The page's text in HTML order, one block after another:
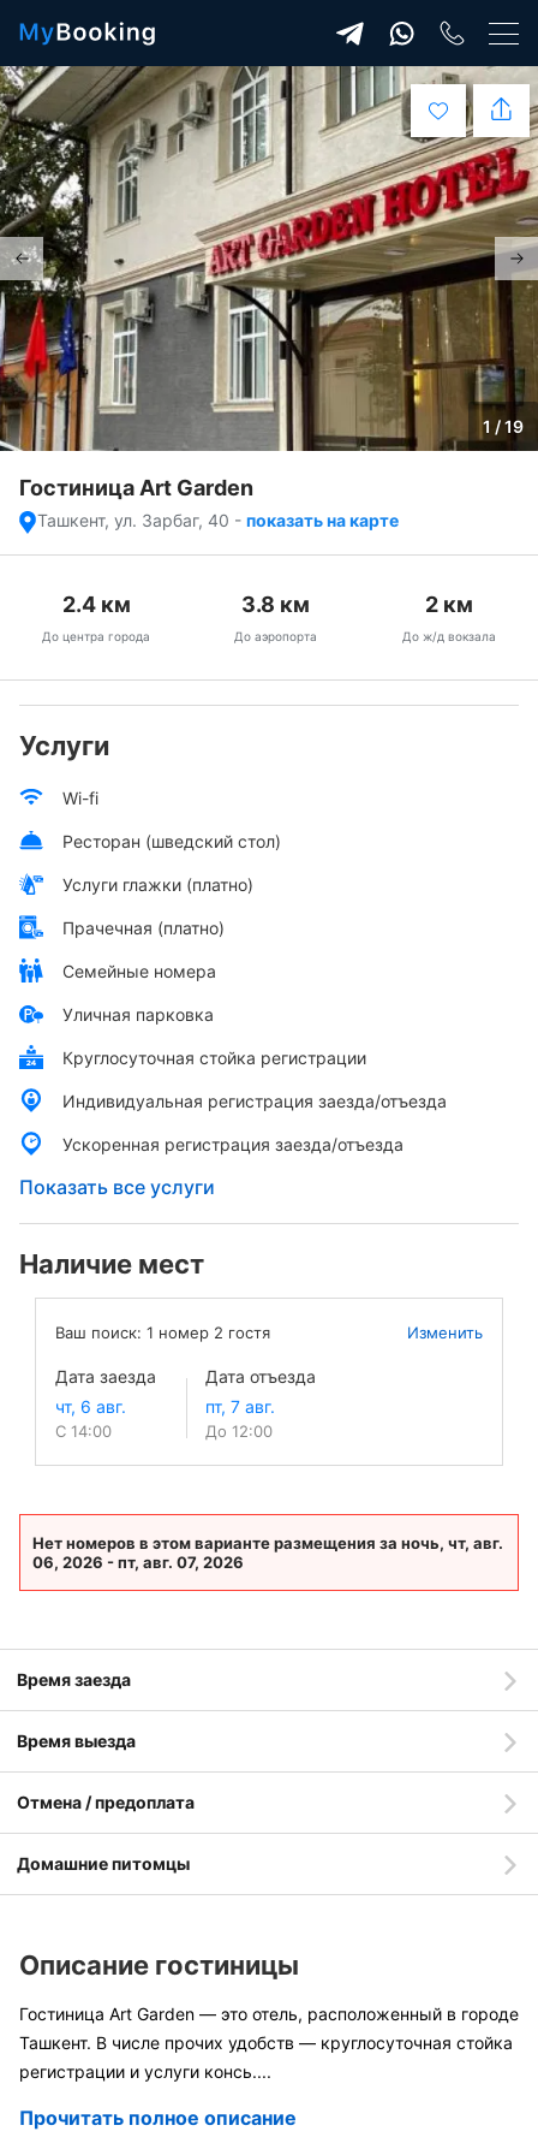
1 / 19
Гостиница Art Garden
Ташкент, ул. Зарбаг, 40 - показать на карте
2.4км
До центра города
3.8 км
До аэропорта
2км
До ж/д вокзала
Услуги
Wi-fi
Ресторан (шведский стол)
Услуги глажки (платно)
Прачечная (платно)
Семейные номера
Уличная парковка
Круглосуточная стойка регистрации
Индивидуальная регистрация заезда/отъезда
Ускоренная регистрация заезда/отъезда
Показать все услуги
Наличие мест
Ваш поиск: 1 номер 2 гостя Изменить
Дата заезда
С 14:00
Дата отъезда
До 12:00
Нет номеров в этом варианте размещения за ночь, чт, авг.
06, 2026 - пт, авг. 07, 2026
Время заезда
Время выезда
Отмена / предоплата
Домашние питомцы
Описание гостиницы
Гостиница Art Garden — это отель, расположенный в городе
Ташкент. В числе прочих удобств — круглосуточная стойка
регистрации и услуги консь....
Прочитать полное описание